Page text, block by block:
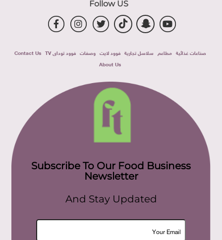
Follow US
صناعات غذائية مطاعم سلاسل تجارية فوود لايت وصفات فوود توداى TV
Contact Us
About Us
Subscribe To Our Food Business
Newsletter
And Stay Updated